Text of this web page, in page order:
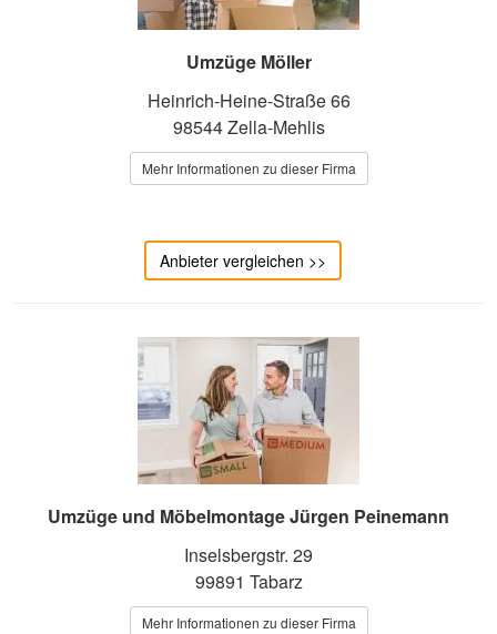
Umzüge Möller
Heinrich-Heine-Straße 66
98544 Zella-Mehlis
Mehr Informationen zu dieser Firma
Anbieter vergleichen >>
Umzüge und Möbelmontage Jürgen Peinemann
Inselsbergstr. 29
99891 Tabarz
Mehr Informationen zu dieser Firma